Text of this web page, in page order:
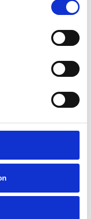
e più sfidanti
nella loyalty un
sfida per la
cambiare la
che lavora ancora
e sostenibilità."